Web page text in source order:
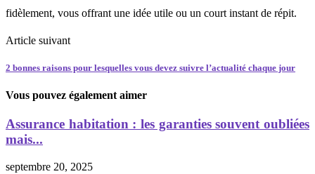
fidèlement, vous offrant une idée utile ou un court instant de répit.
Article suivant
2 bonnes raisons pour lesquelles vous devez suivre l’actualité chaque jour
Vous pouvez également aimer
Assurance habitation : les garanties souvent oubliées
mais...
septembre 20, 2025